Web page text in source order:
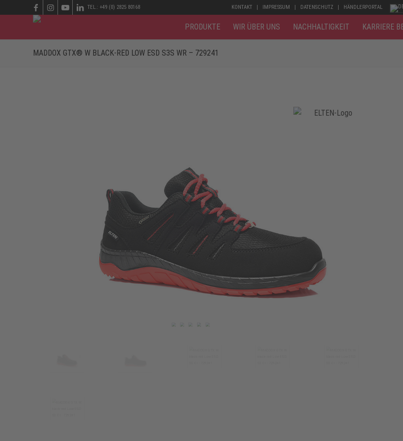
KONTAKT IMPRESSUM DATENSCHUTZ HÄNDLERPORTAL
TEL.: +49 (0) 2825 80168
PRODUKTE WIR ÜBER UNS NACHHALTIGKEIT KARRIERE
MADDOX GTX® W BLACK-RED LOW ESD S3S WR – 729241